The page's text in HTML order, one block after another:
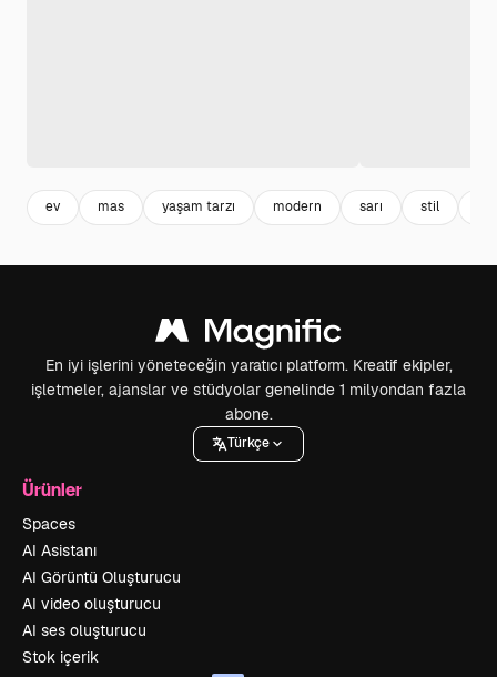
ev mas yaşam tarzı modern sarı stil
En iyi işlerini yöneteceğin yaratıcı platform. Kreatif ekipler,
işletmeler, ajanslar ve stüdyolar genelinde 1 milyondan fazla
abone.
Türkçe
Ürünler
Spaces
AI Asistanı
AI Görüntü Oluşturucu
AI video oluşturucu
AI ses oluşturucu
Stok içerik